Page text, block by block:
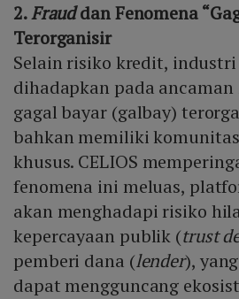
2.Frauddan Fenomena
Terorganisir
Selain risiko kredit,
dihadapkan pada ancaman
gagal bayar (galbay)
bahkan memiliki
khusus. CELIOS
fenomena ini meluas,
akan menghadapi risiko
kepercayaan publik (trust
pemberi dana (lender),
dapat mengguncang